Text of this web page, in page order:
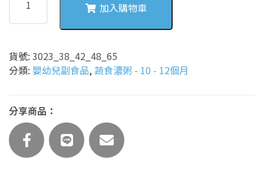
菇
牛
番
蛋
黃
豆
腐
加入購物車
貨號: 3023_38_42_48_65
分類: 嬰幼兒副食品,蔬食濃粥 - 10 - 12個月
分享商品：